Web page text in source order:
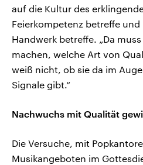
auf die Kultur des
Feierkompetenz betreffe und
Handwerk betreffe. „Da
machen, welche Art von
weiß nicht, ob sie da im
Signale gibt.“
Nachwuchs mit Qualität
Die Versuche, mit
Musikangeboten im